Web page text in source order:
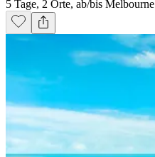
5 Tage, 2 Orte, ab/bis Melbourne